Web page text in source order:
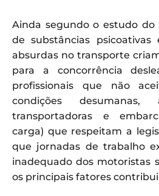
Ainda segundo o estudo do
de substâncias psicoativas
absurdas no transporte
para a concorrência
profissionais que não
condições
transportadoras e
carga) que respeitam a
que jornadas de trabalho
inadequado dos motoristas
os principais fatores